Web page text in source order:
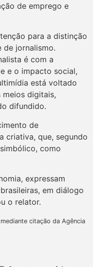
de emprego e
para a distinção
de jornalismo.
é com a
e o impacto social,
está voltado
digitais,
difundido.
de
criativa, que, segundo
como
expressam
em diálogo
o relator.
citação da Agência